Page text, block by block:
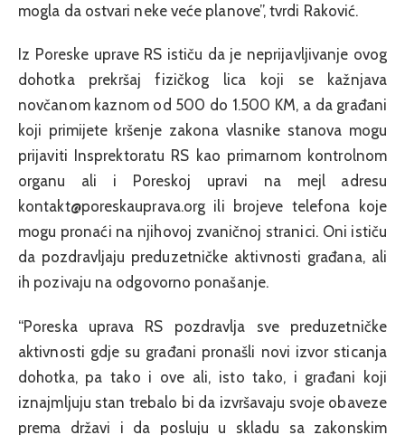
mogla da ostvari neke veće planove”, tvrdi Raković.
Iz Poreske uprave RS ističu da je neprijavljivanje ovog
dohotka prekršaj fizičkog lica koji se kažnjava
novčanom kaznom od 500 do 1.500 KM, a da građani
koji primijete kršenje zakona vlasnike stanova mogu
prijaviti Insprektoratu RS kao primarnom kontrolnom
organu ali i Poreskoj upravi na mejl adresu
kontakt@poreskauprava.org ili brojeve telefona koje
mogu pronaći na njihovoj zvaničnoj stranici. Oni ističu
da pozdravljaju preduzetničke aktivnosti građana, ali
ih pozivaju na odgovorno ponašanje.
“Poreska uprava RS pozdravlja sve preduzetničke
aktivnosti gdje su građani pronašli novi izvor sticanja
dohotka, pa tako i ove ali, isto tako, i građani koji
iznajmljuju stan trebalo bi da izvršavaju svoje obaveze
prema državi i da posluju u skladu sa zakonskim